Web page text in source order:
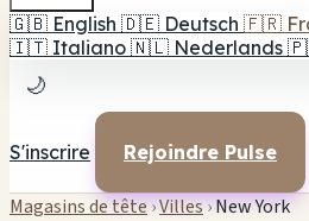
🇬🇧 English 🇩🇪 Deutsch 🇫🇷
🇮🇹 Italiano 🇳🇱 Nederlands
🌙
S'inscrire Rejoindre Pulse
Magasins de tête›Villes›New York